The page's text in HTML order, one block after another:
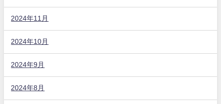
2024年11月
2024年10月
2024年9月
2024年8月